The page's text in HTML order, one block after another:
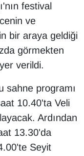
festival
ve
bir araya geldiği
görmekten
verildi.
sahne programı
10.40'ta Veli
Ardından
13.30'da
Seyit